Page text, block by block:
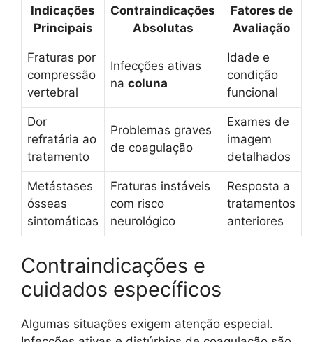
Indicações
Principais
Contraindicações
Absolutas
Fatores de
Avaliação
Fraturas por
compressão
vertebral
Infecções ativas
na coluna
Idade e
condição
funcional
Dor
refratária ao
tratamento
Problemas graves
de coagulação
Exames de
imagem
detalhados
Metástases
ósseas
sintomáticas
Fraturas instáveis
com risco
neurológico
Resposta a
tratamentos
anteriores
Contraindicações e
cuidados específicos
Algumas situações exigem atenção especial.